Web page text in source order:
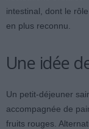
intestinal, dont le
en plus reconnu.
Une idée
Un petit-déjeuner
accompagnée de
fruits rouges.